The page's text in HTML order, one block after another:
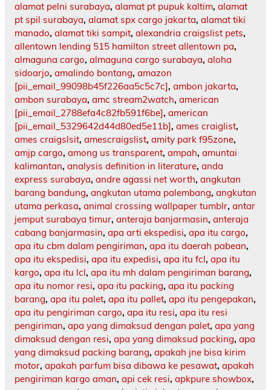
alamat pelni surabaya, alamat pt pupuk kaltim, alamat
pt spil surabaya, alamat spx cargo jakarta, alamat tiki
manado, alamat tiki sampit, alexandria craigslist pets,
allentown lending 515 hamilton street allentown pa,
almaguna cargo, almaguna cargo surabaya, aloha
sidoarjo, amalindo bontang, amazon
[pii_email_99098b45f226aa5c5c7c], ambon jakarta,
ambon surabaya, amc stream2watch, american
[pii_email_2788efa4c82fb591f6be], american
[pii_email_5329642d44d80ed5e11b], ames craiglist,
ames craigslsit, amescraigslist, amity park f95zone,
amjp cargo, among us transparent, ampah, amuntai
kalimantan, analysis definition in literature, anda
express surabaya, andre agassi net worth, angkutan
barang bandung, angkutan utama palembang, angkutan
utama perkasa, animal crossing wallpaper tumblr, antar
jemput surabaya timur, anteraja banjarmasin, anteraja
cabang banjarmasin, apa arti ekspedisi, apa itu cargo,
apa itu cbm dalam pengiriman, apa itu daerah pabean,
apa itu ekspedisi, apa itu expedisi, apa itu fcl, apa itu
kargo, apa itu lcl, apa itu mh dalam pengiriman barang,
apa itu nomor resi, apa itu packing, apa itu packing
barang, apa itu palet, apa itu pallet, apa itu pengepakan,
apa itu pengiriman cargo, apa itu resi, apa itu resi
pengiriman, apa yang dimaksud dengan palet, apa yang
dimaksud dengan resi, apa yang dimaksud packing, apa
yang dimaksud packing barang, apakah jne bisa kirim
motor, apakah parfum bisa dibawa ke pesawat, apakah
pengiriman kargo aman, api cek resi, apkpure showbox,